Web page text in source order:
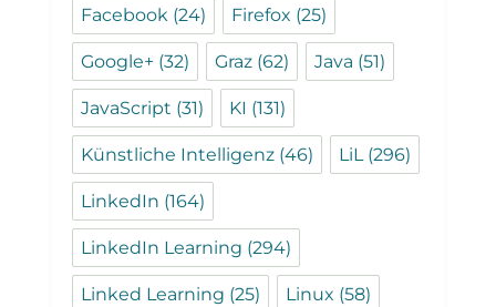
Facebook (24) Firefox (25)
Google+ (32) Graz (62) Java (51)
JavaScript (31) KI (131)
Künstliche Intelligenz (46) LiL(296)
LinkedIn (164)
LinkedIn Learning (294)
Linked Learning (25) Linux (58)